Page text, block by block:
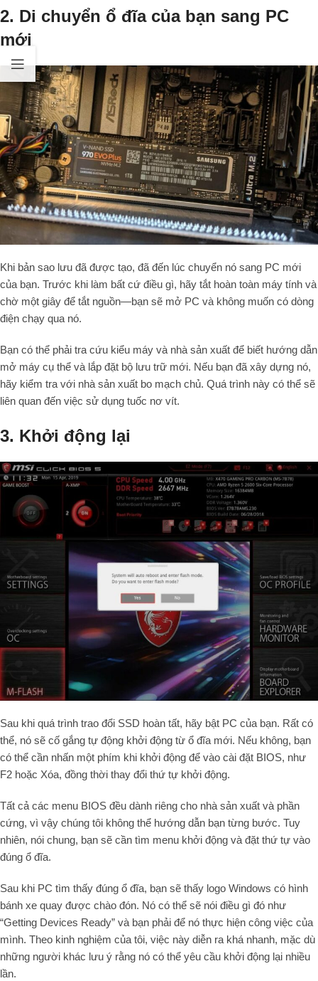
2. Di chuyển ổ đĩa của bạn sang PC
mới
Khi bản sao lưu đã được tạo, đã đến lúc chuyển nó sang PC mới
của bạn. Trước khi làm bất cứ điều gì, hãy tắt hoàn toàn máy tính và
chờ một giây để tắt nguồn—bạn sẽ mở PC và không muốn có dòng
điện chạy qua nó.
Bạn có thể phải tra cứu kiểu máy và nhà sản xuất để biết hướng dẫn
mở máy cụ thể và lắp đặt bộ lưu trữ mới. Nếu bạn đã xây dựng nó,
hãy kiểm tra với nhà sản xuất bo mạch chủ. Quá trình này có thể sẽ
liên quan đến việc sử dụng tuốc nơ vít.
3. Khởi động lại
Sau khi quá trình trao đổi SSD hoàn tất, hãy bật PC của bạn. Rất có
thể, nó sẽ cố gắng tự động khởi động từ ổ đĩa mới. Nếu không, bạn
có thể cần nhấn một phím khi khởi động để vào cài đặt BIOS, như
F2 hoặc Xóa, đồng thời thay đổi thứ tự khởi động.
Tất cả các menu BIOS đều dành riêng cho nhà sản xuất và phần
cứng, vì vậy chúng tôi không thể hướng dẫn bạn từng bước. Tuy
nhiên, nói chung, bạn sẽ cần tìm menu khởi động và đặt thứ tự vào
đúng ổ đĩa.
Sau khi PC tìm thấy đúng ổ đĩa, bạn sẽ thấy logo Windows có hình
bánh xe quay được chào đón. Nó có thể sẽ nói điều gì đó như
“Getting Devices Ready” và bạn phải để nó thực hiện công việc của
mình. Theo kinh nghiệm của tôi, việc này diễn ra khá nhanh, mặc dù
những người khác lưu ý rằng nó có thể yêu cầu khởi động lại nhiều
lần.